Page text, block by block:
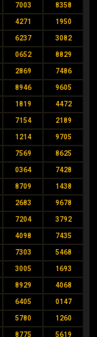
7003 8358
4271 1950
6237 3082
0652 8829
2869 7486
8946 9605
1819 4472
7154 2189
1214 9705
7569 8625
0364 7428
8709 1438
2683 9678
7204 3792
4098 7435
7303 5468
3005 1693
8929 4068
6405 0147
5780 1260
8775 5619